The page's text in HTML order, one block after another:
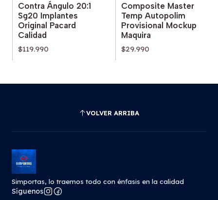
Contra Ángulo 20:1
Sg20 Implantes
Original Pacard
Calidad
$119.990
Composite Master
Temp Autopolim
Provisional Mockup
Maquira
$29.990
VOLVER ARRIBA
Simportas, lo traemos todo con énfasis en la calidad
Síguenos